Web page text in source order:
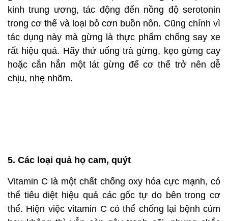
4. Gừng
Không chỉ gây ngạt mũi và đau đầu, cảm cúm còn
khiến người bệnh bị buồn nôn, ói mửa và tiêu chảy.
Nếu bạn hội đủ những triệu chứng này, hãy ăn vài
rất hiệu quả. Hãy thử uống trà gừng, kẹo gừng cay
hoặc cắn hẳn một lát gừng để cơ thể trở nên dễ
chịu, nhẹ nhõm.